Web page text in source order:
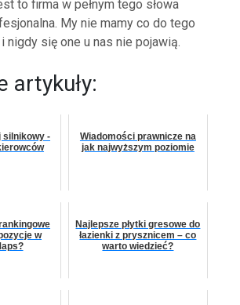
to firma w pełnym tego słowa
My nie mamy co do tego
nigdy się one u nas nie pojawią.
artykuły:
silnikowy -
Wiadomości prawnicze na
jak najwyższym poziomie
w
Najlepsze płytki gresowe do
łazienki z prysznicem – co
warto wiedzieć?